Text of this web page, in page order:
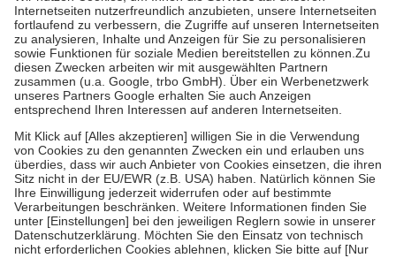
Kosten der Leistung zu entrichten.
Diese Regeln gelten grundsätzlich auch für Online-Apotheken.
Bei Heilmitteln und häuslicher Krankenpflege beträgt die
Zuzahlung zehn Prozent der Kosten sowie zehn Euro je
Verordnung.
Um das Engagement der Versicherten für ihre eigene Gesundheit zu
stärken und die besondere Stellung der Familie zu unterstützen,
fallenkeine Zuzahlungenan bei:
• Kindern und Jugendlichen bis zum vollendeten 18. Lebensjahr
mit Ausnahme der Fahrkosten
• Untersuchungen zur Vorsorge und Früherkennung, die von der
GKV getragen werden
• empfohlenen Schutzimpfungen
• Harn- und Blutteststreifen